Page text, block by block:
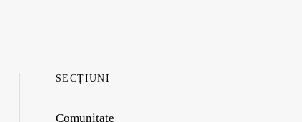
SECȚIUNI
Comunitate